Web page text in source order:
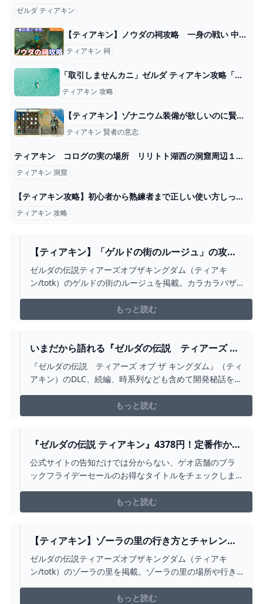
ゼルダ ティアキン
【ティアキン】ノウダの祠攻略 一身の戦い 中等（フルテロップ） - YouTube
ティアキン 祠
「取引しませんカニ」ゼルダ ティアキン攻略「ミニチャレンジ編」【ゼルダの伝説ティアーズオブザキングダム攻略】 GameGamingGames
ティアキン 攻略
【ティアキン】ゾナニウム装備が欲しいのに賢者の意志ばかり出てくる…ｗ｜ぽちぽちゲーム速報
ティアキン 賢者の意志
ティアキン コログの実の場所 リリトト湖西の洞窟周辺１ 武器・盾・弓のポーチ拡張方法 ＃１０３９ 【ゼルダの伝説ティアーズオブザキングダム】 - YouTube
ティアキン 洞窟
【ティアキン攻略】初心者から熟練者まで正しい使い方しってる？最大攻撃力600超のライネル特効武器について詳細解説【ゼルダの伝説ティアーズ オブ ザ キングダム】 - YouTube
ティアキン 攻略
【ティアキン】「ゲルドの街のルージュ」の攻略
チャート【ゼルダの伝説ティアーズオブザキング
ダム】 - 神ゲー攻略
ゼルダの伝説ティアーズオブザキングダム（ティアキ
ン/totk）のゲルドの街のルージュを掲載。カラカラバザ
までの手順、雷の神殿の攻略についても紹介していま
す。
もっと読む
いまだから語れる『ゼルダの伝説 ティアーズ オ
ブ ザ キングダム』開発者インタビュー。“遊び優
先”を貫いて完成させた驚異の続編【ティアキン】
『ゼルダの伝説 ティアーズ オブ ザ キングダム』（ティ
アキン）のDLC、続編、時系列なども含めて開発秘話を開
沼英二氏、ディレクター・藤林秀麿氏に直撃！
もっと読む
『ゼルダの伝説 ティアキン』4378円！定番作から
今年の新作まで、ゲオ店舗のブラックフライデー
セールを現地調査 インサイド
公式サイトの告知だけでは分からない、ゲオ店舗のブラ
ックフライデーセールのお得なタイトルをチェックしま
もっと読む
【ティアキン】ゾーラの里の行き方とチャレンジ
一覧【ゼルダの伝説ティアーズオブザキングダ
ム】 - 神ゲー攻略
ゼルダの伝説ティアーズオブザキングダム（ティアキ
ン/totk）のゾーラの里を掲載。ゾーラの里の場所や行き
とについても紹介しています。
もっと読む